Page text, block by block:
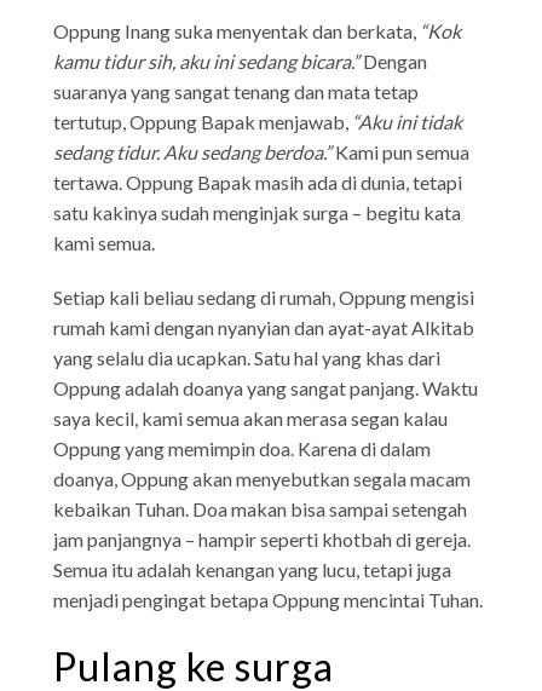
Oppung Inang suka menyentak dan berkata, “Kok
kamu tidur sih, aku ini sedang bicara.”Dengan
suaranya yang sangat tenang dan mata tetap
tertutup, Oppung Bapak menjawab, “Aku ini tidak
sedang tidur. Aku sedang berdoa.”Kami pun semua
tertawa. Oppung Bapak masih ada di dunia, tetapi
satu kakinya sudah menginjak surga – begitu kata
kami semua.
Setiap kali beliau sedang di rumah, Oppung mengisi
rumah kami dengan nyanyian dan ayat-ayat Alkitab
yang selalu dia ucapkan. Satu hal yang khas dari
Oppung adalah doanya yang sangat panjang. Waktu
saya kecil, kami semua akan merasa segan kalau
Oppung yang memimpin doa. Karena di dalam
doanya, Oppung akan menyebutkan segala macam
kebaikan Tuhan. Doa makan bisa sampai setengah
jam panjangnya – hampir seperti khotbah di gereja.
Semua itu adalah kenangan yang lucu, tetapi juga
menjadi pengingat betapa Oppung mencintai Tuhan.
Pulang ke surga